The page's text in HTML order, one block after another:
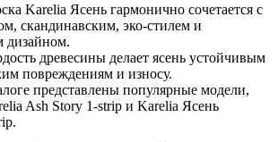
Karelia Ясень гармонично сочетается с
скандинавским, эко-стилем и
дизайном.
древесины делает ясень устойчивым
повреждениям и износу.
представлены популярные модели,
Ash Story 1-strip и Karelia Ясень